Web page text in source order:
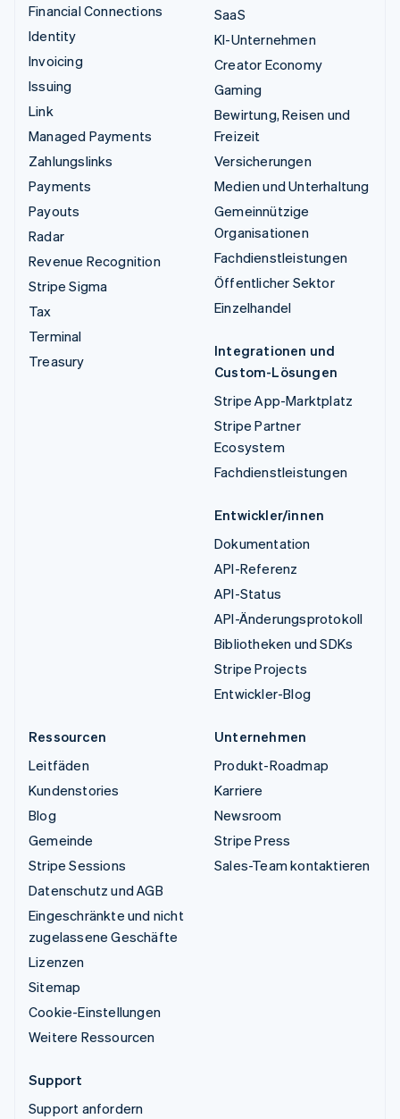
Financial Connections
Identity
Invoicing
Issuing
Link
Managed Payments
Zahlungslinks
Payments
Payouts
Radar
Revenue Recognition
Stripe Sigma
Tax
Terminal
Treasury
SaaS
KI-Unternehmen
Creator Economy
Gaming
Bewirtung, Reisen und
Freizeit
Versicherungen
Medien und Unterhaltung
Gemeinnützige
Organisationen
Fachdienstleistungen
Öffentlicher Sektor
Einzelhandel
Integrationen und
Custom-Lösungen
Stripe App-Marktplatz
Stripe Partner
Ecosystem
Fachdienstleistungen
Entwickler/innen
Dokumentation
API-Referenz
API-Status
API-Änderungsprotokoll
Bibliotheken und SDKs
Stripe Projects
Entwickler-Blog
Ressourcen
Leitfäden
Kundenstories
Blog
Gemeinde
Stripe Sessions
Datenschutz und AGB
Eingeschränkte und nicht
zugelassene Geschäfte
Lizenzen
Sitemap
Cookie-Einstellungen
Weitere Ressourcen
Unternehmen
Produkt-Roadmap
Karriere
Newsroom
Stripe Press
Sales-Team kontaktieren
Support
Support anfordern